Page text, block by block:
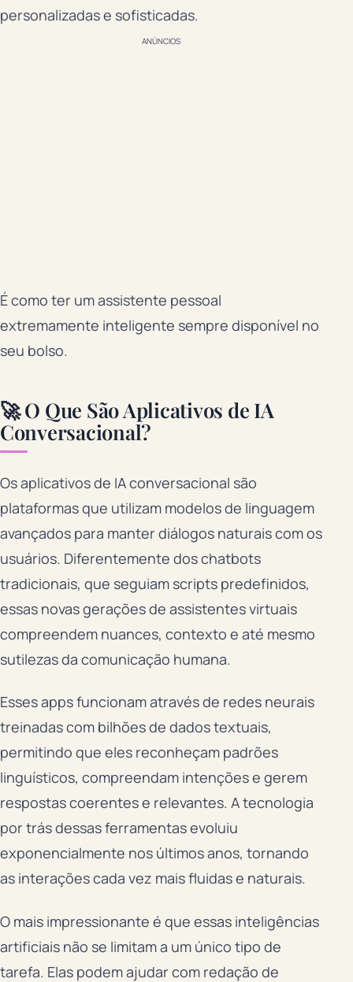
personalizadas e sofisticadas.
ANÚNCIOS
É como ter um assistente pessoal
extremamente inteligente sempre disponível no
seu bolso.
🚀 O Que São Aplicativos de IA
Conversacional?
Os aplicativos de IA conversacional são
plataformas que utilizam modelos de linguagem
avançados para manter diálogos naturais com os
usuários. Diferentemente dos chatbots
tradicionais, que seguiam scripts predefinidos,
essas novas gerações de assistentes virtuais
compreendem nuances, contexto e até mesmo
sutilezas da comunicação humana.
Esses apps funcionam através de redes neurais
treinadas com bilhões de dados textuais,
permitindo que eles reconheçam padrões
linguísticos, compreendam intenções e gerem
respostas coerentes e relevantes. A tecnologia
por trás dessas ferramentas evoluiu
exponencialmente nos últimos anos, tornando
as interações cada vez mais fluidas e naturais.
O mais impressionante é que essas inteligências
artificiais não se limitam a um único tipo de
tarefa. Elas podem ajudar com redação de